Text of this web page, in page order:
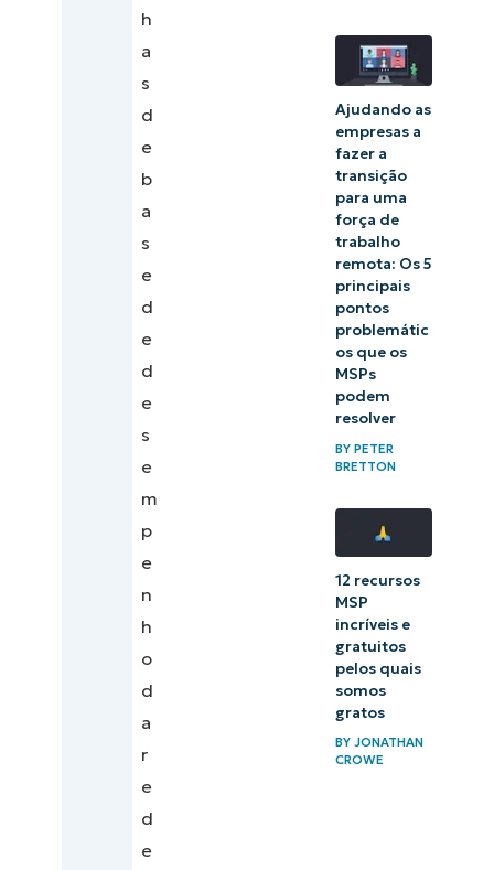
h
a
s
d
e
b
a
s
e
d
e
d
e
s
e
m
p
e
n
h
o
d
a
r
e
d
e
Ajudando as
empresas a
fazer a
transição
para uma
força de
trabalho
remota: Os 5
principais
pontos
problemátic
os que os
MSPs
podem
resolver
BYPETER
BRETTON
12 recursos
MSP
incríveis e
gratuitos
pelos quais
somos
gratos
BYJONATHAN
CROWE